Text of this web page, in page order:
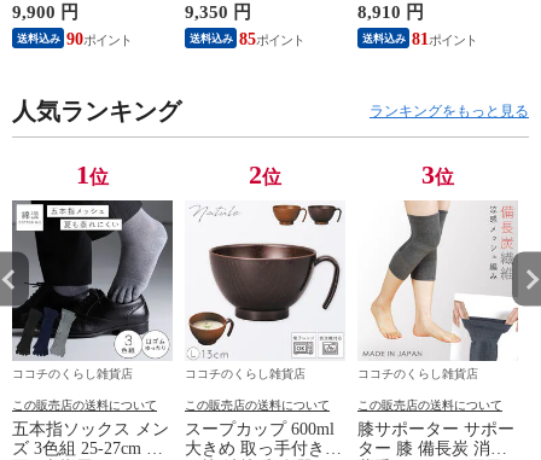
れが取れる パジャマ
血行促進 肩こり 腰
痛対策 疲れ 軽減 ル
ゼント 敬老の日 男
性用 安眠サポート
プルデザイン 杢グレ
9,900 円
送料込み 90
ンツ 春夏用【一般医
療機器】部屋着 肩こ
り 冷え性 疲れが取
ームウェア リカバリ
9,350 円
送料込み 85
ンディハワード セカ
ンドバッグ
8,910 円
送料込み 81
人気ランキング ランキングをもっと見る
1位
ココチのくらし雑貨店
この販売店の送料について
五本指ソックス メン
ズ 3色組 25-27cm 靴
2位
ココチのくらし雑貨店
この販売店の送料について
スープカップ 600ml
大きめ 取っ手付き
3位
ココチのくらし雑貨店
この販売店の送料について
膝サポーター サポー
ター 膝 備長炭 消臭